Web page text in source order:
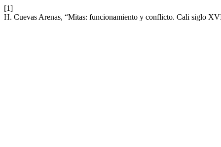
[1]
H. Cuevas Arenas, “Mitas: funcionamiento y conflicto. Cali siglo